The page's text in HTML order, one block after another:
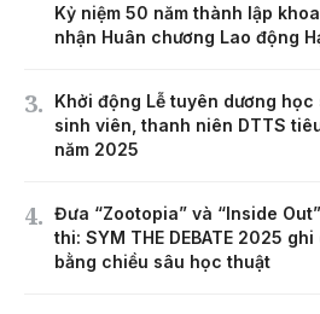
Kỷ niệm 50 năm thành lập
nhận Huân chương Lao động
Khởi động Lễ tuyên dương học
sinh viên, thanh niên DTTS
năm 2025
Đưa “Zootopia” và “Inside
thi: SYM THE DEBATE 2025 ghi
bằng chiều sâu học thuật